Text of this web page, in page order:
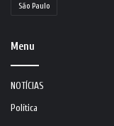
São Paulo
Menu
NOTÍCIAS
Política